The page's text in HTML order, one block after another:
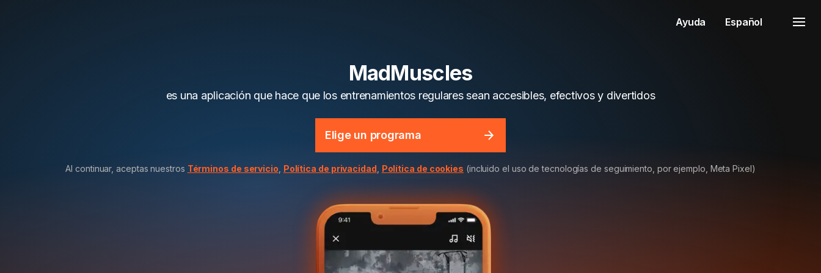
Ayuda Español
MadMuscles
es una aplicación que hace que los entrenamientos regulares sean accesibles, efectivos y divertidos
Elige un programa
Al continuar, aceptas nuestros Términos de servicio Política de privacidad Política de cookies (incluido el uso de tecnologías de seguimiento, por ejemplo, Meta Pixel)